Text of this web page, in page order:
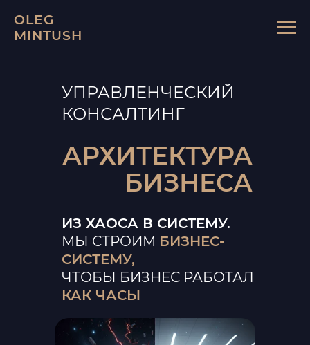
OLEG
MINTUSH
УПРАВЛЕНЧЕСКИЙ
КОНСАЛТИНГ
ИЗ ХАОСА В СИСТЕМУ.
МЫ СТРОИМ БИЗНЕС-
СИСТЕМУ,
ЧТОБЫ БИЗНЕС РАБОТАЛ
КАК ЧАСЫ
АРХИТЕКТУРА
БИЗНЕСА